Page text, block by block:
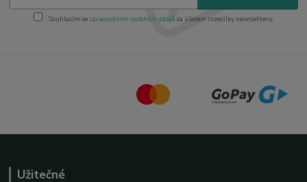
Souhlasím se zpracováním osobních údajůza účelem rozesílky newsletteru.
Užitečné